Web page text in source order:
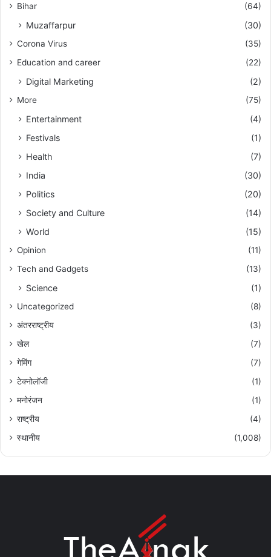
Bihar (64)
Muzaffarpur (30)
Corona Virus
(35)
Education and career
(22)
Digital Marketing (2)
More (75)
Entertainment
(4)
Festivals
(1)
Health
(7)
India
(30)
Politics
(20)
Society and Culture
(14)
World
(15)
Opinion
(11)
Tech and Gadgets
(13)
Science (1)
Uncategorized
(8)
अंतरराष्ट्रीय
(3)
खेल
(7)
गेमिंग
(7)
टेक्नोलॉजी
(1)
मनोरंजन
(1)
राष्ट्रीय
(4)
स्थानीय
(1,008)